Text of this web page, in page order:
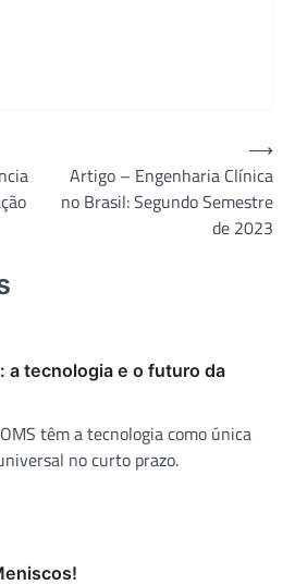
Artigo – Engenharia Clínica
no Brasil: Segundo Semestre
de 2023
⟶
a tecnologia e o futuro da
têm a tecnologia como única
no curto prazo.